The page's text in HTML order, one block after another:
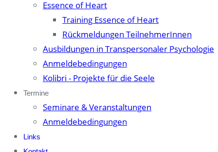
Essence of Heart
Training Essence of Heart
Rückmeldungen TeilnehmerInnen
Ausbildungen in Transpersonaler Psychologie
Anmeldebedingungen
Kolibri - Projekte für die Seele
Termine
Seminare & Veranstaltungen
Anmeldebedingungen
Links